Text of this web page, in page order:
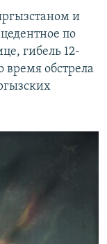
и
по
гибель 12-
обстрела